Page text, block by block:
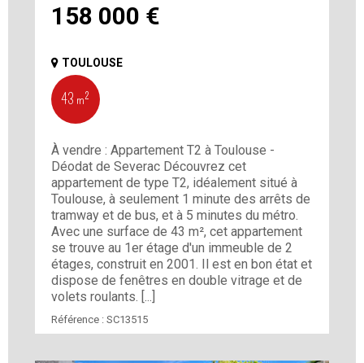
158 000 €
TOULOUSE
43 m²
À vendre : Appartement T2 à Toulouse -
Déodat de Severac Découvrez cet
appartement de type T2, idéalement situé à
Toulouse, à seulement 1 minute des arrêts de
tramway et de bus, et à 5 minutes du métro.
Avec une surface de 43 m², cet appartement
se trouve au 1er étage d'un immeuble de 2
étages, construit en 2001. Il est en bon état et
dispose de fenêtres en double vitrage et de
volets roulants. [...]
Référence : SC13515